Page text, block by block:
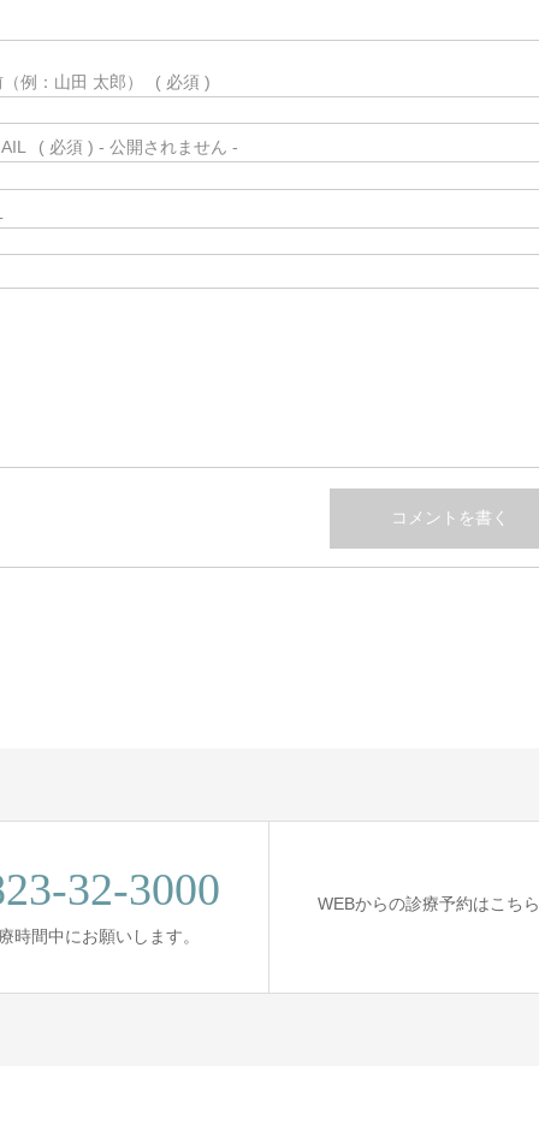
例：山田 太郎） ( 必須 )
( 必須 ) - 公開されません -
32-3000
時間中にお願いします。
WEBからの診療予約はこちら